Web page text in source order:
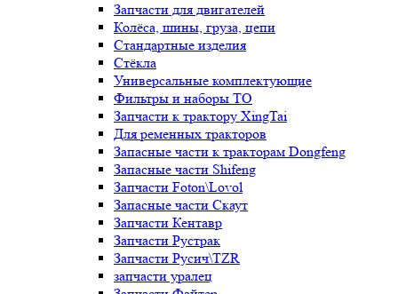
Запчасти для двигателей
Колёса, шины, груза, цепи
Стандартные изделия
Стёкла
Универсальные комплектующие
Фильтры и наборы ТО
Запчасти к трактору XingTai
Для ременных тракторов
Запасные части к тракторам Dongfeng
Запасные части Shifeng
Запчасти Foton\Lovol
Запасные части Скаут
Запчасти Кентавр
Запчасти Рустрак
Запчасти Русич\TZR
запчасти уралец